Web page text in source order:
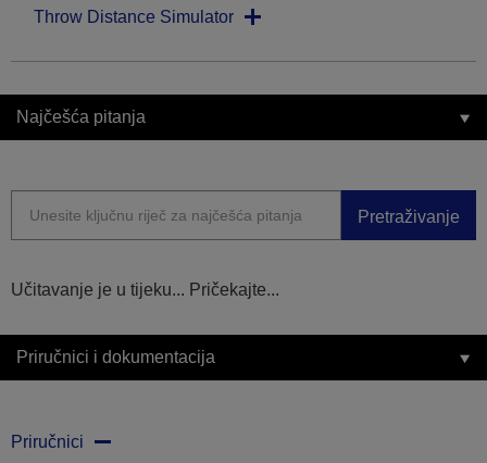
Throw Distance Simulator
Najčešća pitanja
Pretraživanje
Učitavanje je u tijeku... Pričekajte...
Priručnici i dokumentacija
Priručnici